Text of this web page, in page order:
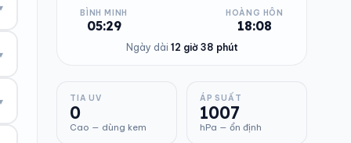
BÌNH MINH
05:29
HOÀNG HÔN
18:08
Ngày dài 12 giờ 38 phút
TIA UV
0
Cao — dùng kem
ÁP SUẤT
1007
hPa — ổn định